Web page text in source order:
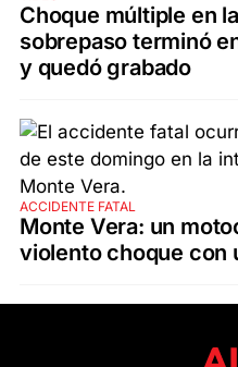
Choque múltiple en
sobrepaso terminó
y quedó grabado
ACCIDENTE FATAL
Monte Vera: un
violento choque con